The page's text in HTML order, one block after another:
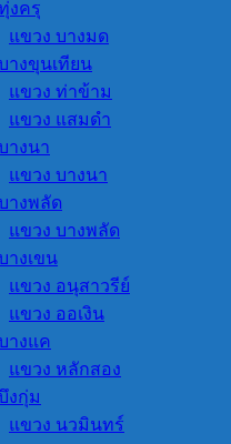
งครุ
แขวง บางมด
างขุนเทียน
แขวง ท่าข้าม
แขวง แสมดำ
างนา
แขวง บางนา
างพลัด
แขวง บางพลัด
างเขน
แขวง อนุสาวรีย์
แขวง ออเงิน
างแค
แขวง หลักสอง
งกุ่ม
แขวง นวมินทร์